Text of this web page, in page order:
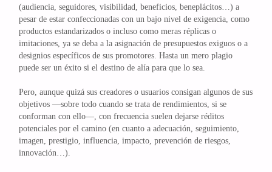
(audiencia, seguidores, visibilidad, beneficios, beneplácitos…) a
pesar de estar confeccionadas con un bajo nivel de exigencia, como
productos estandarizados o incluso como meras réplicas o
imitaciones, ya se deba a la asignación de presupuestos exiguos o a
designios específicos de sus promotores. Hasta un mero plagio
puede ser un éxito si el destino de alía para que lo sea.
Pero, aunque quizá sus creadores o usuarios consigan algunos de sus
objetivos —sobre todo cuando se trata de rendimientos, si se
conforman con ello—, con frecuencia suelen dejarse réditos
potenciales por el camino (en cuanto a adecuación, seguimiento,
imagen, prestigio, influencia, impacto, prevención de riesgos,
innovación…).